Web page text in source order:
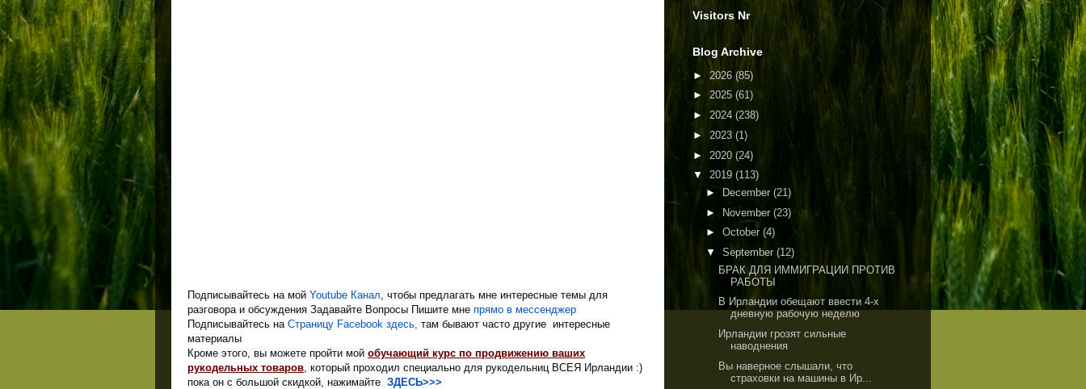
Подписывайтесь на мой Youtube Канал, чтобы предлагать мне интересные темы для
разговора и обсуждения Задавайте Вопросы Пишите мне прямо в мессенджер
Подписывайтесь на Страницу Facebook здесь, там бывают часто другие интересные
материалы
Кроме этого, вы можете пройти мой обучающий курс по продвижению ваших
рукодельных товаров, который проходил специально для рукодельниц ВСЕЯ Ирландии :)
пока он с большой скидкой, нажимайте ЗДЕСЬ>>>
Visitors Nr
Blog Archive
► 2026 (85)
► 2025 (61)
► 2024 (238)
► 2023 (1)
► 2020 (24)
▼ 2019 (113)
►
December (21)
► November (23)
► October (4)
▼ September (12)
БРАК ДЛЯ ИММИГРАЦИИ ПРОТИВ
РАБОТЫ
В Ирландии обещают ввести 4-х
дневную рабочую неделю
Ирландии грозят сильные
наводнения
Вы наверное слышали, что
страховки на машины в Ир...